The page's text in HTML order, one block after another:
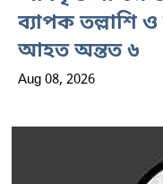
ব্যাপক তল্লাশি
আহত অন্তত ৬
Aug 08, 2026